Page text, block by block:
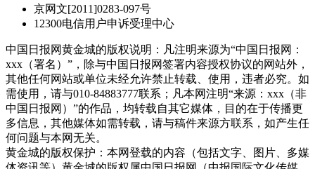
京网文[2011]0283-097号
12300电信用户申诉受理中心
中国日报网黄金城的版权说明：凡注明来源为“中国日报网：
xxx（署名）”，除与中国日报网签署内容授权协议的网站外，
其他任何网站或单位未经允许禁止转载、使用，违者必究。如
需使用，请与010-84883777联系；凡本网注明“来源：xxx（非
中国日报网）”的作品，均转载自其它媒体，目的在于传播更
多信息，其他媒体如需转载，请与稿件来源方联系，如产生任
何问题与本网无关。
黄金城的版权保护：本网登载的内容（包括文字、图片、多媒